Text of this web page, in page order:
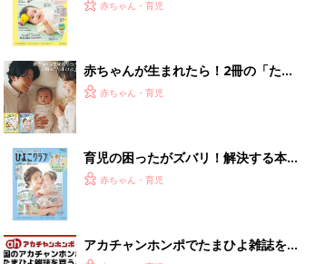
夫婦で予習する 出産の教科書
るだけで得する事とは
PR（イエウール）